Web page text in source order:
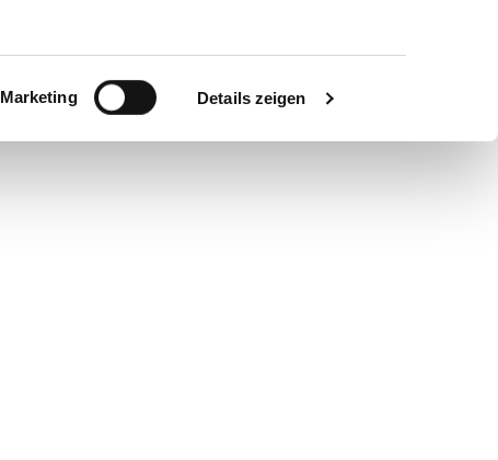
Marketing Details zeigen